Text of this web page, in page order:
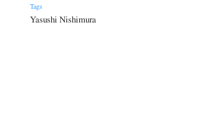
Tags
Yasushi Nishimura